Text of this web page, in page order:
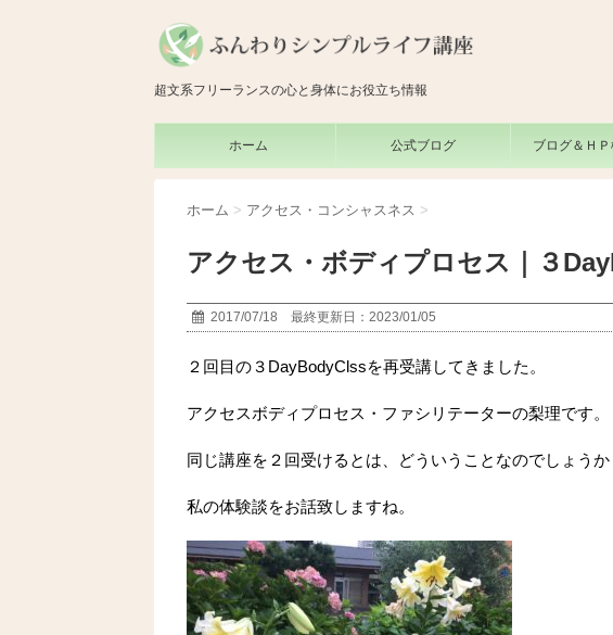
超文系フリーランスの心と身体にお役立ち情報
ホーム 公式ブログ ブログ＆Ｈ
ホーム > アクセス・コンシャスネス >
アクセス・ボディプロセス｜３
2017/07/18 最終更新日：2023/01/05
２回目の３DayBodyClssを再受講してきました。
アクセスボディプロセス・ファシリテーターの梨理です。
同じ講座を２回受けるとは、どういうことなのでしょうか
私の体験談をお話致しますね。